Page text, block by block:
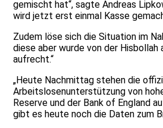
gemischt hat“, sagte Andreas
wird jetzt erst einmal Kasse
Zudem löse sich die Situation im
diese aber wurde von der
aufrecht.“
„Heute Nachmittag stehen die
Arbeitslosenunterstützung von
Reserve und der Bank of England
gibt es heute noch die Daten zum